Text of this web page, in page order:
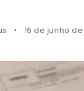
16 de junho